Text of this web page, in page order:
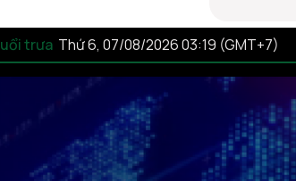
trưa Thứ 6, 07/08/2026 03:19 (GMT+7)